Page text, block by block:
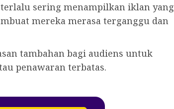
terlalu sering menampilkan iklan yang
mereka merasa terganggu dan
tambahan bagi audiens untuk
penawaran terbatas.